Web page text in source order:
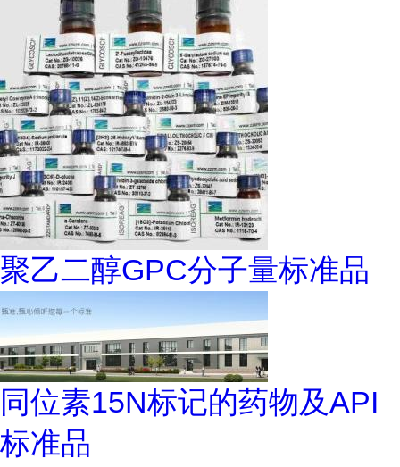
聚乙二醇GPC分子量标准品
同位素15N标记的药物及API
标准品